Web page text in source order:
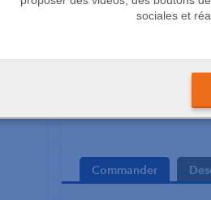
sociales et
Commander